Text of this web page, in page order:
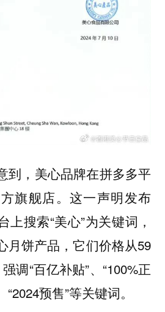
到，美心品牌在拼多多平
旗舰店。这一声明发布
上搜索“美心”为关键词，
月饼产品，它们价格从59
调“百亿补贴”、“100%正
“2024预售”等关键词。